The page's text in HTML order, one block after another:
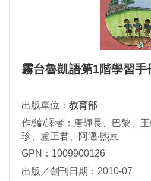
霧台魯凱語第1階學習手
出版單位： 教育部
作/編/譯者：唐靜長、巴黎、
珍、盧正君、阿邁‧熙嵐
GPN：1009900126
出版／創刊日期：2010-07